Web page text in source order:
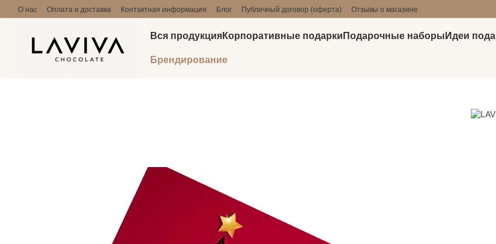
Перейти к основному контенту
О нас Оплата и доставка Контактная информация Блог Публичный договор (оферта) Отзывы о магазине
Вся продукцияКорпоративные подарки Подарочные наборы Идеи
Брендирование